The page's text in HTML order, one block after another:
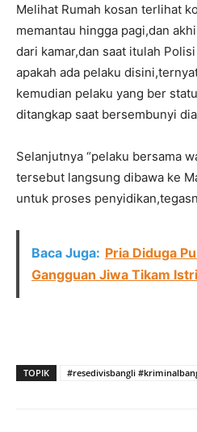
Melihat Rumah kosan terlihat
memantau hingga pagi,dan
dari kamar,dan saat itulah
apakah ada pelaku
kemudian pelaku yang ber
ditangkap saat bersembunyi
Selanjutnya “pelaku bersama
tersebut langsung dibawa ke
untuk proses
Baca Juga: Pria Diduga
Gangguan Jiwa Tikam
TOPIK #resedivisbangli